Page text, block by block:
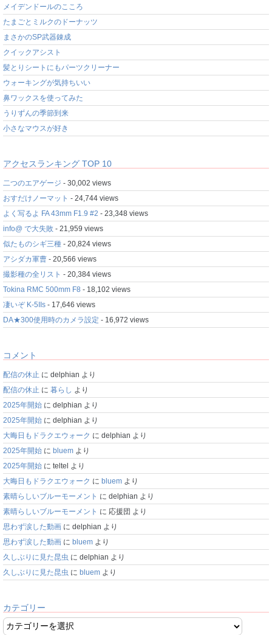
メイデンドールのこころ
たまごとミルクのドーナッツ
まさかのSP武器錬成
クイックアシスト
髪とりシートにもパーツクリーナー
ウォーキングが気持ちいい
鼻ワックスを使ってみた
うりずんの季節到来
小さなマウスが好き
アクセスランキング TOP 10
二つのエアゲージ - 30,002 views
おすだけノーマット - 24,744 views
よく写るよ FA 43mm F1.9 #2 - 23,348 views
info@ で大失敗 - 21,959 views
似たものシギ三種 - 20,824 views
アシダカ軍曹 - 20,566 views
撮影種の全リスト - 20,384 views
Tokina RMC 500mm F8 - 18,102 views
凄いぞ K-5IIs - 17,646 views
DA★300使用時のカメラ設定 - 16,972 views
コメント
配信の休止 に delphian より
配信の休止 に 暮らし より
2025年開始 に delphian より
2025年開始 に delphian より
大晦日もドラクエウォーク に delphian より
2025年開始 に bluem より
2025年開始 に teltel より
大晦日もドラクエウォーク に bluem より
素晴らしいブルーモーメント に delphian より
素晴らしいブルーモーメント に 応援団 より
思わず涙した動画 に delphian より
思わず涙した動画 に bluem より
久しぶりに見た昆虫 に delphian より
久しぶりに見た昆虫 に bluem より
カテゴリー